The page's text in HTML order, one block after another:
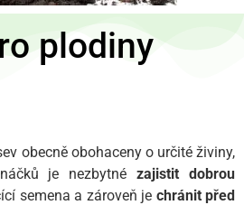
plodiny
obecně obohaceny o určité živiny,
je nezbytnézajistit dobrou
semena a zároveň je chránit před